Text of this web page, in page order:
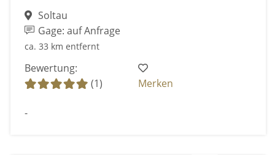
Soltau
Gage: auf Anfrage
ca. 33 km entfernt
Bewertung:
(1)
Merken
-